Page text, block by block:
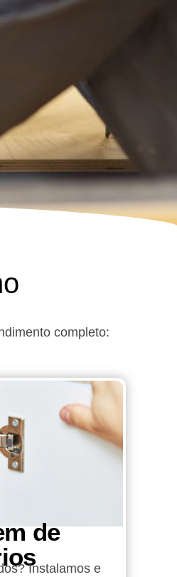
completo:
de
Instalamos e